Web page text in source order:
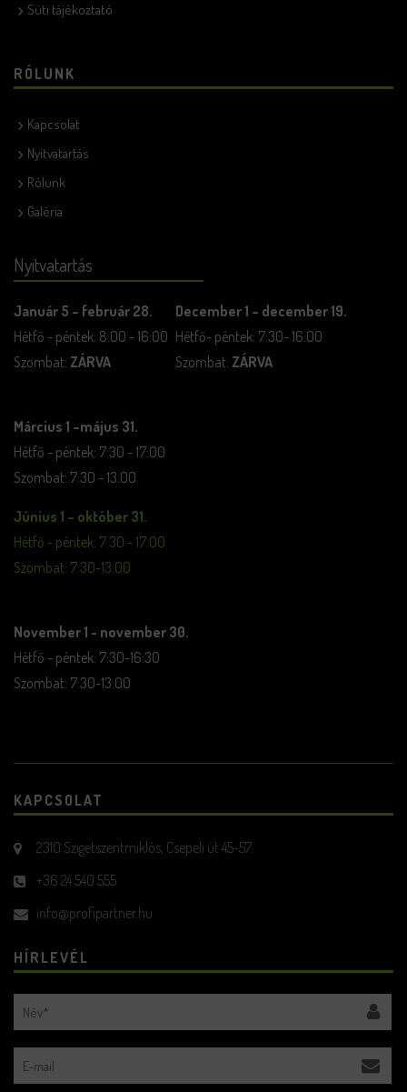
Süti tájékoztató
RÓLUNK
Kapcsolat
Nyitvatartás
Rólunk
Galéria
Nyitvatartás
Január 5 – február 28.
Hétfő - péntek: 8:00 - 16:00
Szombat: ZÁRVA
December 1 – december 19.
Hétfő- péntek: 7:30- 16:00
Szombat: ZÁRVA
Március 1 –május 31.
Hétfő - péntek: 7:30 - 17:00
Szombat: 7:30 - 13:00
Június 1 – október 31.
Hétfő - péntek: 7:30 - 17:00
Szombat: 7:30-13:00
November 1 - november 30.
Hétfő - péntek: 7:30-16:30
Szombat: 7:30-13:00
KAPCSOLAT
2310 Szigetszentmiklós, Csepeli út 45-57.
+36 24 540 555
info@profipartner.hu
HÍRLEVÉL